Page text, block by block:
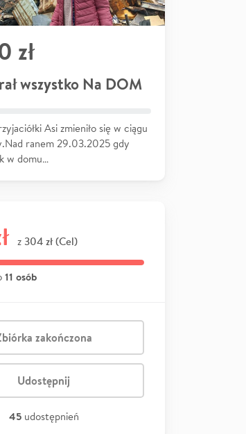
zł
wszystko Na DOM
Asi zmieniło się w ciągu
ranem 29.03.2025 gdy
w domu…
z 304 zł (Cel)
11 osób
zakończona
Udostępnij
45 udostępnień